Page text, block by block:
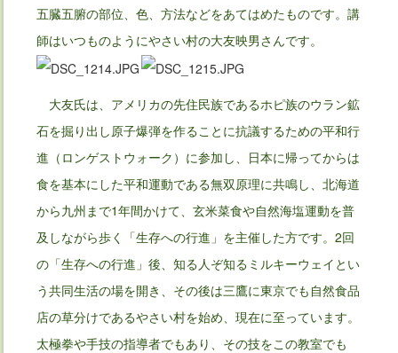
五臓五腑の部位、色、方法などをあてはめたものです。講
師はいつものようにやさい村の大友映男さんです。
大友氏は、アメリカの先住民族であるホピ族のウラン鉱
石を掘り出し原子爆弾を作ることに抗議するための平和行
進（ロンゲストウォーク）に参加し、日本に帰ってからは
食を基本にした平和運動である無双原理に共鳴し、北海道
から九州まで1年間かけて、玄米菜食や自然海塩運動を普
及しながら歩く「生存への行進」を主催した方です。2回
の「生存への行進」後、知る人ぞ知るミルキーウェイとい
う共同生活の場を開き、その後は三鷹に東京でも自然食品
店の草分けであるやさい村を始め、現在に至っています。
太極拳や手技の指導者でもあり、その技をこの教室でも